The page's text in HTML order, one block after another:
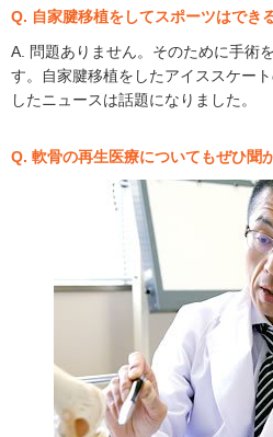
Q. 自家腱移植をしてスポーツはでき
A. 問題ありません。そのために手術
す。自家腱移植をしたアイススケー
したニュースは話題になりました。
Q. 軟骨の再生医療についてもぜひ聞